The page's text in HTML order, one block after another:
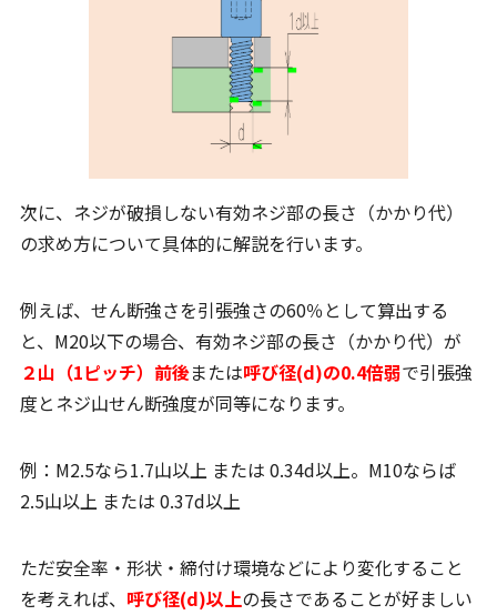
次に、ネジが破損しない有効ネジ部の長さ（かかり代）
の求め方について具体的に解説を行います。
例えば、せん断強さを引張強さの60％として算出する
と、M20以下の場合、有効ネジ部の長さ（かかり代）が
２山（1ピッチ）前後または呼び径(d)の0.4倍弱で引張強
度とネジ山せん断強度が同等になります。
例：M2.5なら1.7山以上 または 0.34d以上。M10ならば
2.5山以上 または 0.37d以上
ただ安全率・形状・締付け環境などにより変化すること
を考えれば、 呼び径(d)以上の長さであることが好ましい